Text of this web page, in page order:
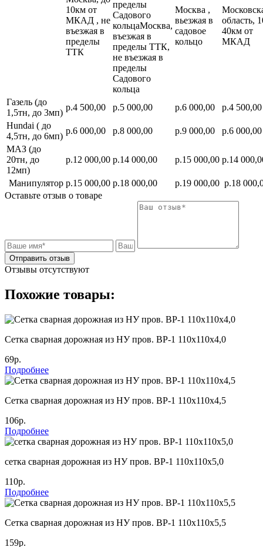
10км от
МКАД , не
въезжая в
пределы
ТТК
пределы
Садового
кольцаМосква,
въезжая в
пределы ТТК,
не въезжая в
пределы
Садового
кольца
Москва ,
вьезжая в
садовое
кольцо
область,
40км от
МКАД
Газель (до
1,5тн, до 3мп)
р.4 500,00 р.5 000,00 р.6 000,00
р.4 500,00
Hundai ( до
4,5тн, до 6мп)
р.6 000,00 р.8 000,00 р.9 000,00
р.6 000,00
МАЗ (до
20тн, до
12мп)
р.12 000,00 р.14 000,00 р.15 000,00 р.14
Манипулятор р.15 000,00 р.18 000,00 р.19 000,00 р.18
Оставьте отзыв о товаре
Отправить отзыв
Отзывы отсутствуют
Похожие товары:
Cетка сварная дорожная из НУ пров. ВР-1 110х110х4,0
69р.
Подробнее
Cетка сварная дорожная из НУ пров. ВР-1 110х110х4,5
106р.
Подробнее
сетка сварная дорожная из НУ пров. ВР-1 110х110х5,0
110р.
Подробнее
Cетка сварная дорожная из НУ пров. ВР-1 110х110х5,5
159р.